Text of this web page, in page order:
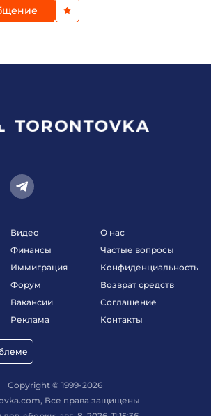
Видео
Финансы
Иммиграция
Форум
Вакансии
Реклама
О нас
Частые вопросы
Конфиденциальность
Возврат средств
Соглашение
Контакты
Copyright © 1999-2026
Все права защищены